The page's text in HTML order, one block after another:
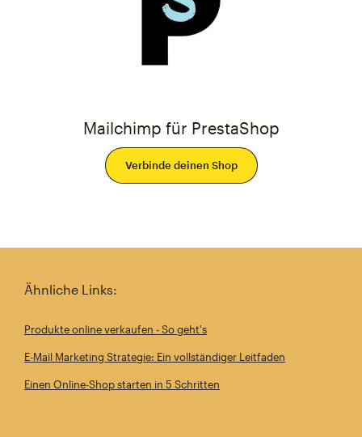
Mailchimp für PrestaShop
Verbinde deinen Shop
Ähnliche Links:
Produkte online verkaufen - So geht's
E-Mail Marketing Strategie: Ein vollständiger Leitfaden
Einen Online-Shop starten in 5 Schritten